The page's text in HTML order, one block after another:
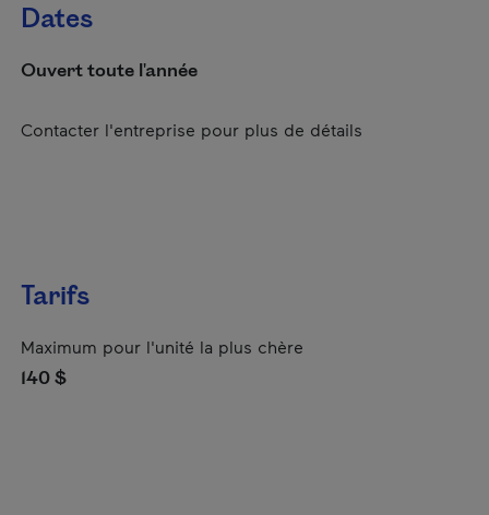
Dates
Ouvert toute l'année
Contacter l'entreprise pour plus de détails
Tarifs
Maximum pour l'unité la plus chère
140 $